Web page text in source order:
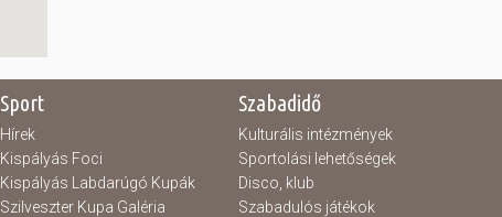
Sport
Hírek
Kispályás Foci
Kispályás Labdarúgó Kupák
Szilveszter Kupa Galéria
Szabadidő
Kulturális intézmények
Sportolási lehetőségek
Disco, klub
Szabadulós játékok